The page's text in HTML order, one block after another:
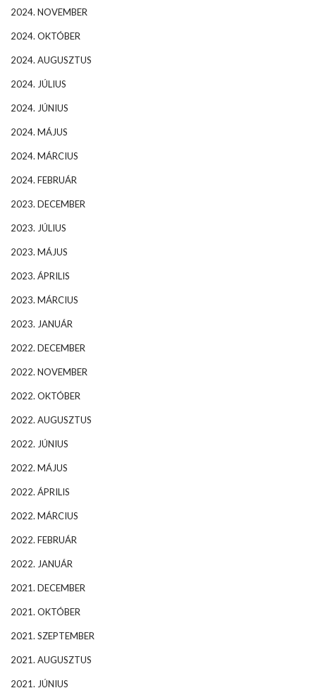
2024. NOVEMBER
2024. OKTÓBER
2024. AUGUSZTUS
2024. JÚLIUS
2024. JÚNIUS
2024. MÁJUS
2024. MÁRCIUS
2024. FEBRUÁR
2023. DECEMBER
2023. JÚLIUS
2023. MÁJUS
2023. ÁPRILIS
2023. MÁRCIUS
2023. JANUÁR
2022. DECEMBER
2022. NOVEMBER
2022. OKTÓBER
2022. AUGUSZTUS
2022. JÚNIUS
2022. MÁJUS
2022. ÁPRILIS
2022. MÁRCIUS
2022. FEBRUÁR
2022. JANUÁR
2021. DECEMBER
2021. OKTÓBER
2021. SZEPTEMBER
2021. AUGUSZTUS
2021. JÚNIUS